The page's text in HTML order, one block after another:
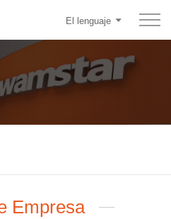
El lenguaje
Empresa